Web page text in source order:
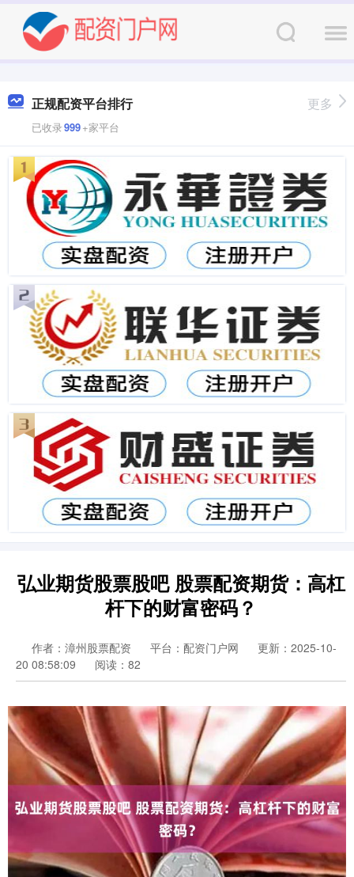
正规配资平台排行
已收录999+家平台
更多
弘业期货股票股吧 股票配资期货：高杠
杆下的财富密码？
作者：漳州股票配资 平台：配资门户网
更新：2025-10-
20 08:58:09
阅读：82